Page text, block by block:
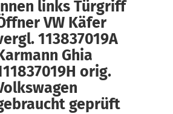
links Türgriff
VW Käfer
113837019A
Ghia
orig.
geprüft